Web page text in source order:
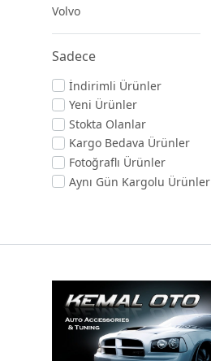
Volvo
Sadece
İndirimli Ürünler
Yeni Ürünler
Stokta Olanlar
Kargo Bedava Ürünler
Fotoğraflı Ürünler
Aynı Gün Kargolu Ürünler